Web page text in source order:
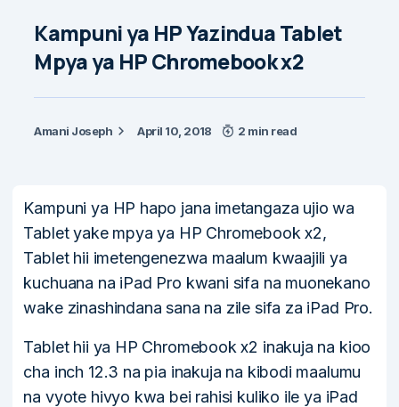
Kampuni ya HP Yazindua Tablet
Mpya ya HP Chromebook x2
Amani Joseph April 10, 2018 2 min read
Kampuni ya HP hapo jana imetangaza ujio wa
Tablet yake mpya ya HP Chromebook x2,
Tablet hii imetengenezwa maalum kwaajili ya
kuchuana na iPad Pro kwani sifa na muonekano
wake zinashindana sana na zile sifa za iPad Pro.
Tablet hii ya HP Chromebook x2 inakuja na kioo
cha inch 12.3 na pia inakuja na kibodi maalumu
na vyote hivyo kwa bei rahisi kuliko ile ya iPad